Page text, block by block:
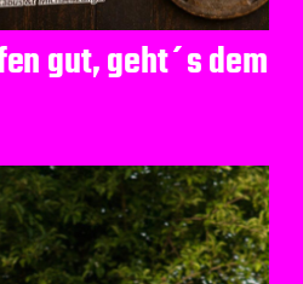
gut, geht´s dem